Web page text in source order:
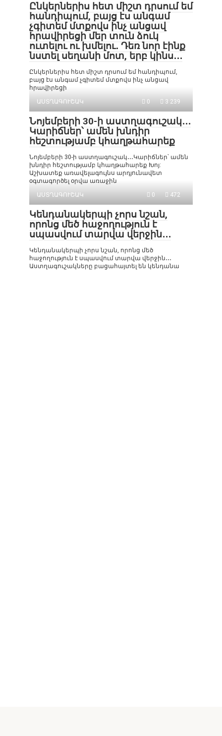
Ընկերներիս հետ միշտ դրսում եմ
հանդիպում, բայց էս անգամ
չգիտեմ մտքովս ինչ անցավ
հրավիրեցի մեր տուն ձուկ
ուտելու ու խմելու․ Դեռ նոր էինք
նստել սեղանի մոտ, երբ կինս․․․
Ընկերներիս հետ միշտ դրսում եմ հանդիպում,
բայց էս անգամ չգիտեմ մտքովս ինչ անցավ
հրավիրեցի
ԱՍՏՂԱԳՈՒՇԱԿ
0 3 239
Նոյեմբերի 30-ի աստղագուշակ․․․
Կարիճներ՝ ամեն խնդիր
հեշտությամբ կհաղթահարեք
Նոյեմբերի 30-ի աստղագուշակ․․․Կարիճներ՝ ամեն
խնդիր հեշտությամբ կհաղթահարեք Խոյ:
Աշխատեք առավելագույնս արդյունավետ
օգտագործել օրվա առաջին
ԱՍՏՂԱԳՈՒՇԱԿ
0 472
Կենդանակերպի չորս նշան,
որոնց մեծ հաջողություն է
սպասվում տարվա վերջին․․․
Կենդանակերպի չորս նշան, որոնց մեծ
հաջողություն է սպասվում տարվա վերջին․․․
Աստղագուշակները բացահայտել են կենդանա